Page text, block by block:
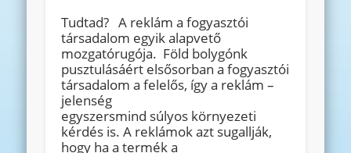
Tudtad? A reklám a fogyasztói
társadalom egyik alapvető
mozgatórugója. Föld bolygónk
pusztulásáért elsősorban a fogyasztói
társadalom a felelős, így a reklám –
jelenség
egyszersmind súlyos környezeti
kérdés is. A reklámok azt sugallják,
hogy ha a termék a